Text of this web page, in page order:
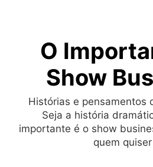
O
Show
Histórias e pensamentos
Seja a história
importante é o show
quem